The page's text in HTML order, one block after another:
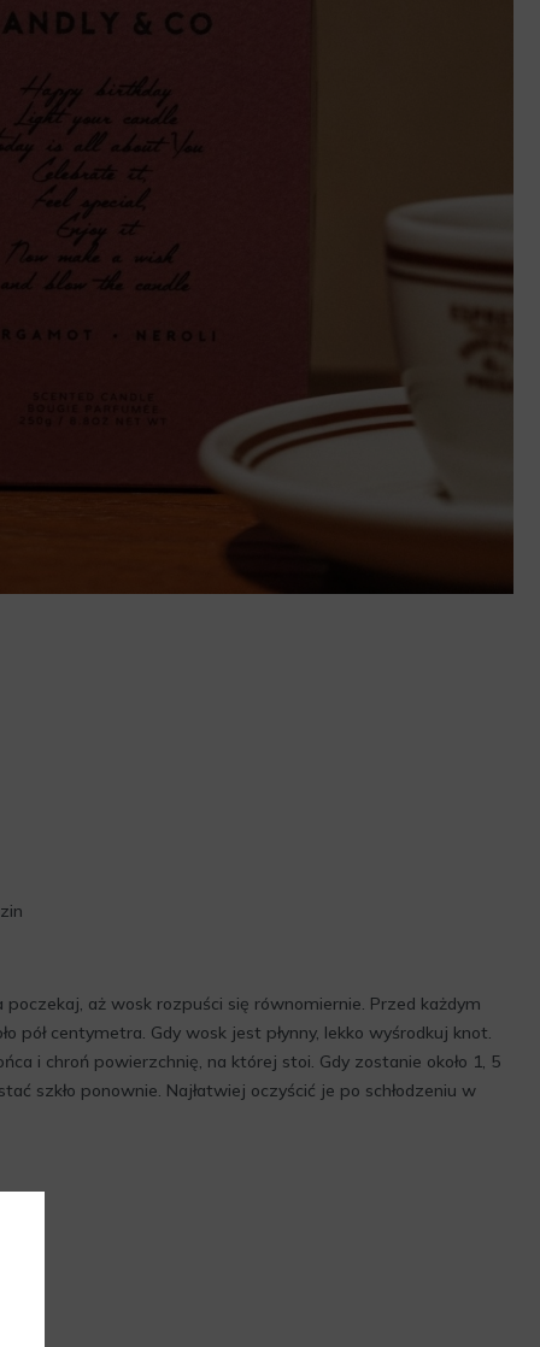
aż wosk rozpuści się równomiernie. Przed każdym
pół centymetra. Gdy wosk jest płynny, lekko wyśrodkuj knot.
i chroń powierzchnię, na której stoi. Gdy zostanie około 1, 5
szkło ponownie. Najłatwiej oczyścić je po schłodzeniu w